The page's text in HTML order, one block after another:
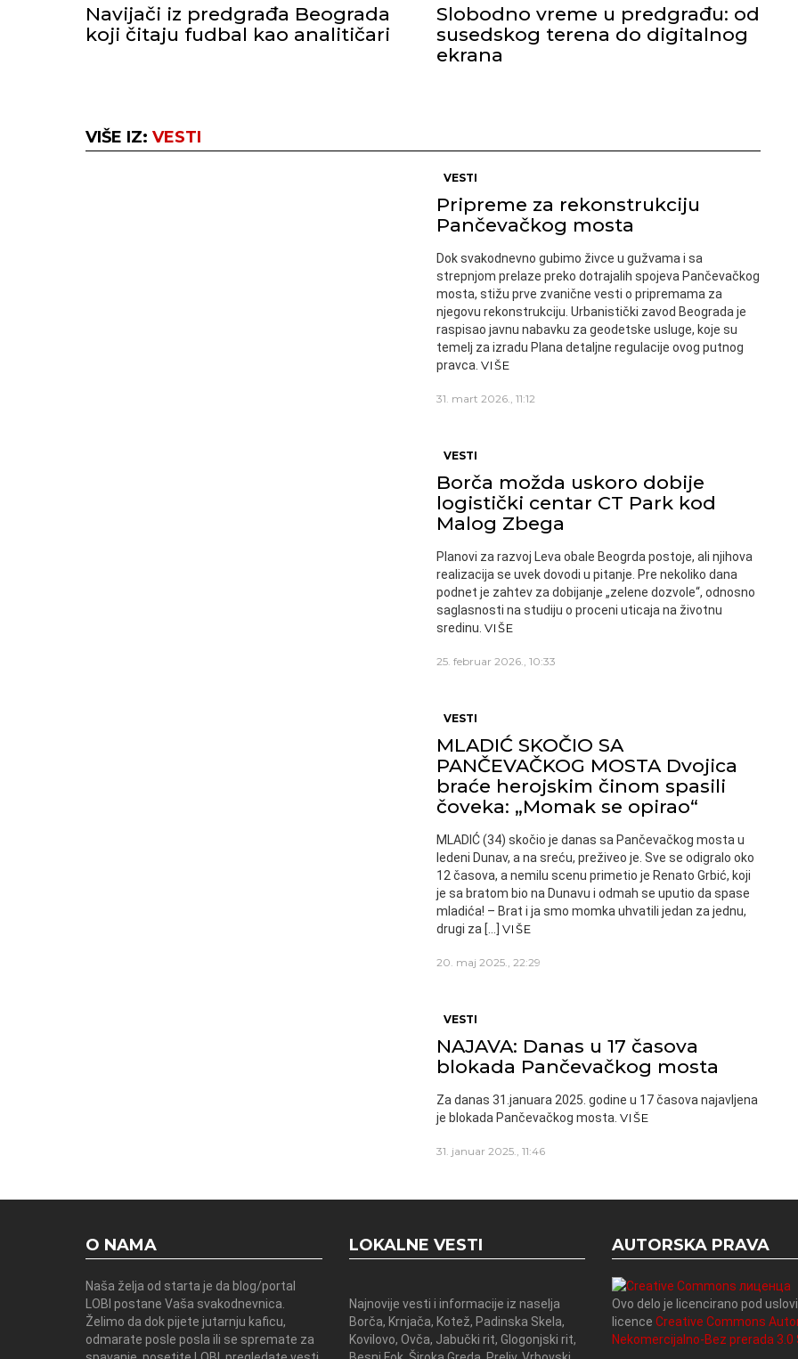
Navijači iz predgrađa Beograda
koji čitaju fudbal kao analitičari
Slobodno vreme u predgrađu: od
susedskog terena do digitalnog
ekrana
VIŠE IZ: VESTI
VESTI
Pripreme za rekonstrukciju
Pančevačkog mosta
Dok svakodnevno gubimo živce u gužvama i sa
strepnjom prelaze preko dotrajalih spojeva Pančevačkog
mosta, stižu prve zvanične vesti o pripremama za
njegovu rekonstrukciju. Urbanistički zavod Beograda je
raspisao javnu nabavku za geodetske usluge, koje su
temelj za izradu Plana detaljne regulacije ovog putnog
pravca. VIŠE
31. mart 2026., 11:12
VESTI
Borča možda uskoro dobije
logistički centar CT Park kod
Malog Zbega
Planovi za razvoj Leva obale Beogrda postoje, ali njihova
realizacija se uvek dovodi u pitanje. Pre nekoliko dana
podnet je zahtev za dobijanje „zelene dozvole“, odnosno
saglasnosti na studiju o proceni uticaja na životnu
sredinu. VIŠE
25. februar 2026., 10:33
VESTI
MLADIĆ SKOČIO SA
PANČEVAČKOG MOSTA Dvojica
braće herojskim činom spasili
čoveka: „Momak se opirao“
MLADIĆ (34) skočio je danas sa Pančevačkog mosta u
ledeni Dunav, a na sreću, preživeo je. Sve se odigralo oko
12 časova, a nemilu scenu primetio je Renato Grbić, koji
je sa bratom bio na Dunavu i odmah se uputio da spase
mladića! – Brat i ja smo momka uhvatili jedan za jednu,
drugi za […] VIŠE
20. maj 2025., 22:29
VESTI
NAJAVA: Danas u 17 časova
blokada Pančevačkog mosta
Za danas 31.januara 2025. godine u 17 časova najavljena
je blokada Pančevačkog mosta. VIŠE
31. januar 2025., 11:46
O NAMA
Naša želja od starta je da blog/portal
LOBI postane Vaša svakodnevnica.
Želimo da dok pijete jutarnju kaficu,
odmarate posle posla ili se spremate za
LOKALNE VESTI
Najnovije vesti i informacije iz naselja
Borča, Krnjača, Kotež, Padinska Skela,
Kovilovo, Ovča, Jabučki rit, Glogonjski rit,
AUTORSKA PRAVA
Ovo delo je licencirano pod
licence Creative Commons
Nekomercijalno-Bez prerada 3.0